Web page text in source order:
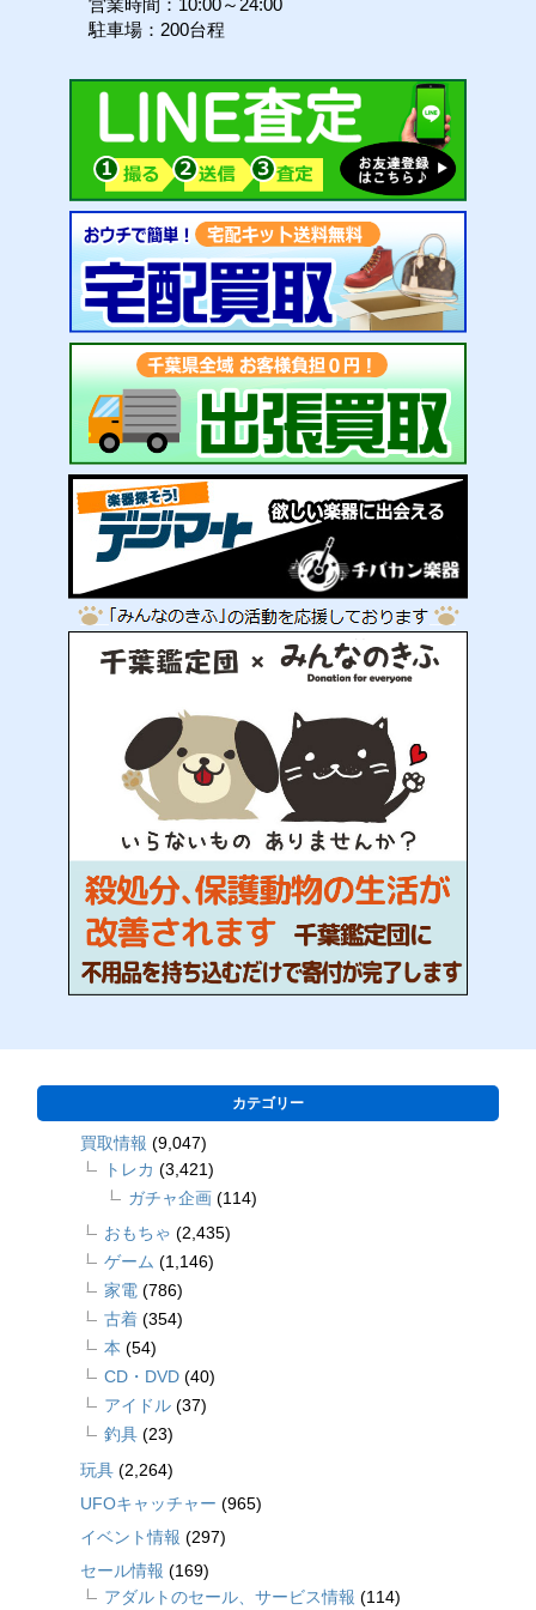
営業時間：10:00～24:00
駐車場：200台程
カテゴリー
買取情報 (9,047)
トレカ (3,421)
ガチャ企画 (114)
おもちゃ (2,435)
ゲーム (1,146)
家電 (786)
古着 (354)
本 (54)
CD・DVD (40)
アイドル (37)
釣具 (23)
玩具 (2,264)
UFOキャッチャー (965)
イベント情報 (297)
セール情報 (169)
アダルトのセール、サービス情報 (114)